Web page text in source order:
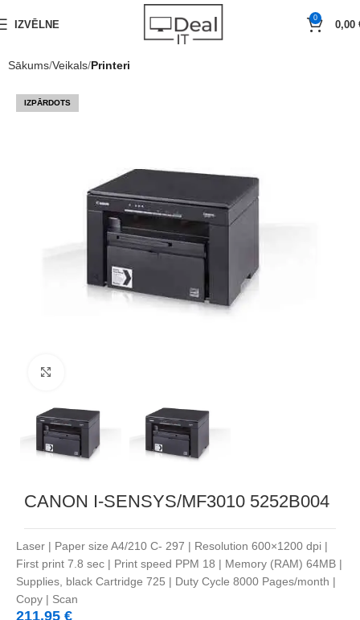
IZVĒLNE
0
0,00
Sākums Veikals Printeri
IZPĀRDOTS
CANON I-SENSYS/MF3010 5252B004
Laser | Paper size A4/210 C- 297 | Resolution 600×1200 dpi |
First print 7.8 sec | Print speed PPM 18 | Memory (RAM) 64MB |
Supplies, black Cartridge 725 | Duty Cycle 8000 Pages/month |
Copy | Scan
211,95 €